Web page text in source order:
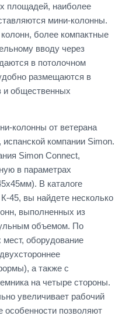
площадей, наиболее
мини-колонны.
более компактные
вводу через
в потолочном
размещаются в
и общественных
колонны от ветерана
испанской компании Simon.
Simon Connect,
в параметрах
В каталоге
45, вы найдете несколько
выполненных из
объемом. По
оборудование
а также с
на четыре стороны.
увеличивает рабочий
особенности позволяют